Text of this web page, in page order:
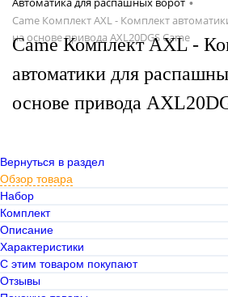
•
Came Комплект AXL - Комплект
на основе привода AXL20DGS Came
Came Комплект AXL -
автоматики для
основе привода
Вернуться в раздел
Обзор товара
Набор
Комплект
Описание
Характеристики
С этим товаром покупают
Отзывы